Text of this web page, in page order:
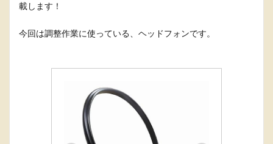
載します！
今回は調整作業に使っている、ヘッドフォンです。